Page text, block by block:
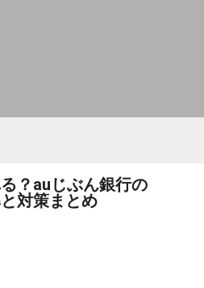
？auじぶん銀行の
対策まとめ